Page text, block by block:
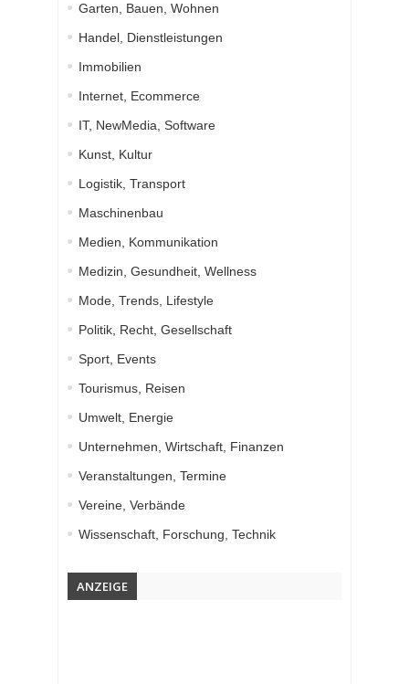
Garten, Bauen, Wohnen
Handel, Dienstleistungen
Immobilien
Internet, Ecommerce
IT, NewMedia, Software
Kunst, Kultur
Logistik, Transport
Maschinenbau
Medien, Kommunikation
Medizin, Gesundheit, Wellness
Mode, Trends, Lifestyle
Politik, Recht, Gesellschaft
Sport, Events
Tourismus, Reisen
Umwelt, Energie
Unternehmen, Wirtschaft, Finanzen
Veranstaltungen, Termine
Vereine, Verbände
Wissenschaft, Forschung, Technik
ANZEIGE